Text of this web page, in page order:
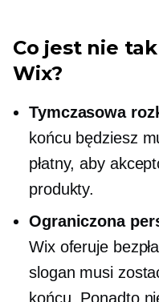
Co jest nie
Wix?
Tymczasowa
końcu będziesz
płatny, aby
produkty.
Ograniczona
Wix oferuje
slogan musi
końcu. Ponadto